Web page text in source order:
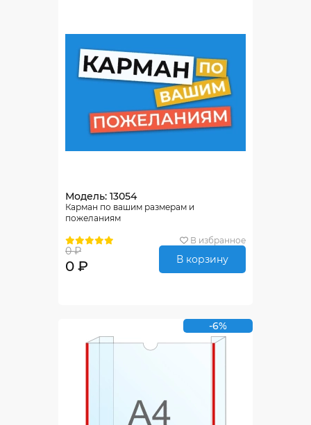
Модель: 13054
Карман по вашим размерам и
пожеланиям
В избранное
0 ₽
0 ₽ В корзину
-6%